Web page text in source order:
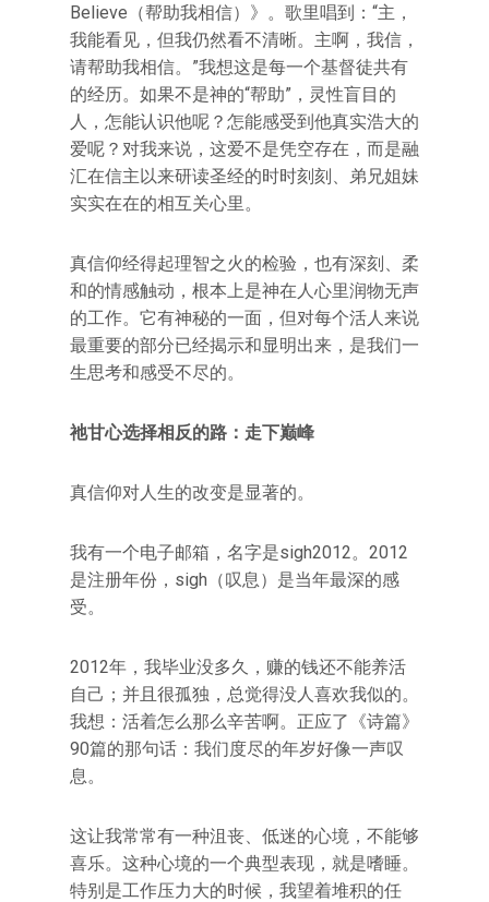
Believe（帮助我相信）》。歌里唱到：“主，
我能看见，但我仍然看不清晰。主啊，我信，
请帮助我相信。”我想这是每一个基督徒共有
的经历。如果不是神的“帮助”，灵性盲目的
人，怎能认识他呢？怎能感受到他真实浩大的
爱呢？对我来说，这爱不是凭空存在，而是融
汇在信主以来研读圣经的时时刻刻、弟兄姐妹
实实在在的相互关心里。
真信仰经得起理智之火的检验，也有深刻、柔
和的情感触动，根本上是神在人心里润物无声
的工作。它有神秘的一面，但对每个活人来说
最重要的部分已经揭示和显明出来，是我们一
生思考和感受不尽的。
祂甘心选择相反的路：走下巅峰
真信仰对人生的改变是显著的。
我有一个电子邮箱，名字是sigh2012。2012
是注册年份，sigh（叹息）是当年最深的感
受。
2012年，我毕业没多久，赚的钱还不能养活
自己；并且很孤独，总觉得没人喜欢我似的。
我想：活着怎么那么辛苦啊。正应了《诗篇》
90篇的那句话：我们度尽的年岁好像一声叹
息。
这让我常常有一种沮丧、低迷的心境，不能够
喜乐。这种心境的一个典型表现，就是嗜睡。
特别是工作压力大的时候，我望着堆积的任